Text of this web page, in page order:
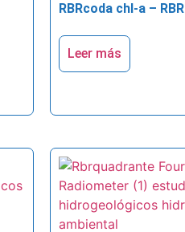
RBRcoda chl-a – RBR
Leer más